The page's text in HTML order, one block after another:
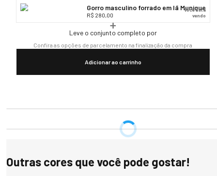
Você está
vendo
Gorro masculino forrado em lã Munique
R$ 280,00
Leve o conjunto completo por
Confira as opções de parcelamento na finalização da compra
Adicionar ao carrinho
Outras cores que você pode gostar!